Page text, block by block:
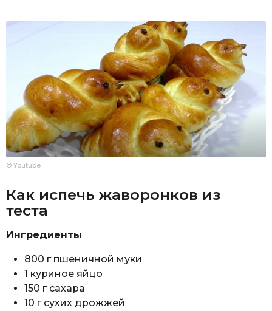
© Youtube
Как испечь жаворонков из
теста
Ингредиенты
800 г пшеничной муки
1 куриное яйцо
150 г сахара
10 г сухих дрожжей